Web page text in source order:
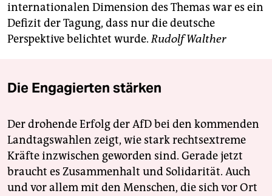
internationalen Dimension des Themas war es ein
Defizit der Tagung, dass nur die deutsche
Perspektive belichtet wurde.Rudolf Walther
Die Engagierten stärken
Der drohende Erfolg der AfD bei den kommenden
Landtagswahlen zeigt, wie stark rechtsextreme
Kräfte inzwischen geworden sind. Gerade jetzt
braucht es Zusammenhalt und Solidarität. Auch
und vor allem mit den Menschen, die sich vor Ort